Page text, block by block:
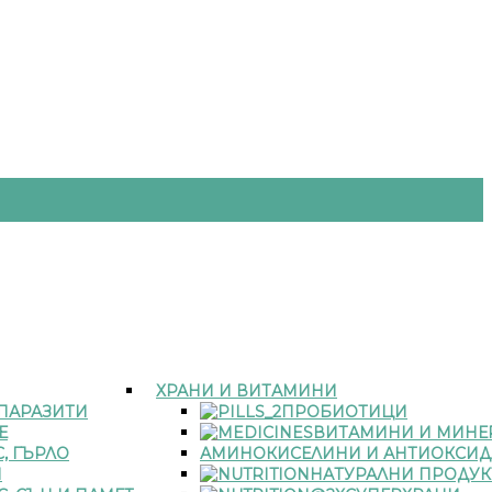
ГЪРЛО
ХРАНИ И ВИТАМИНИ
ПРОБИОТИЦИ
ВИТАМИНИ И
АМИНОКИСЕЛИНИ И
НАТУРАЛНИ